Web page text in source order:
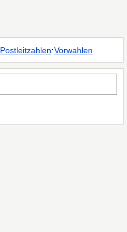
Postleitzahlen·Vorwahlen